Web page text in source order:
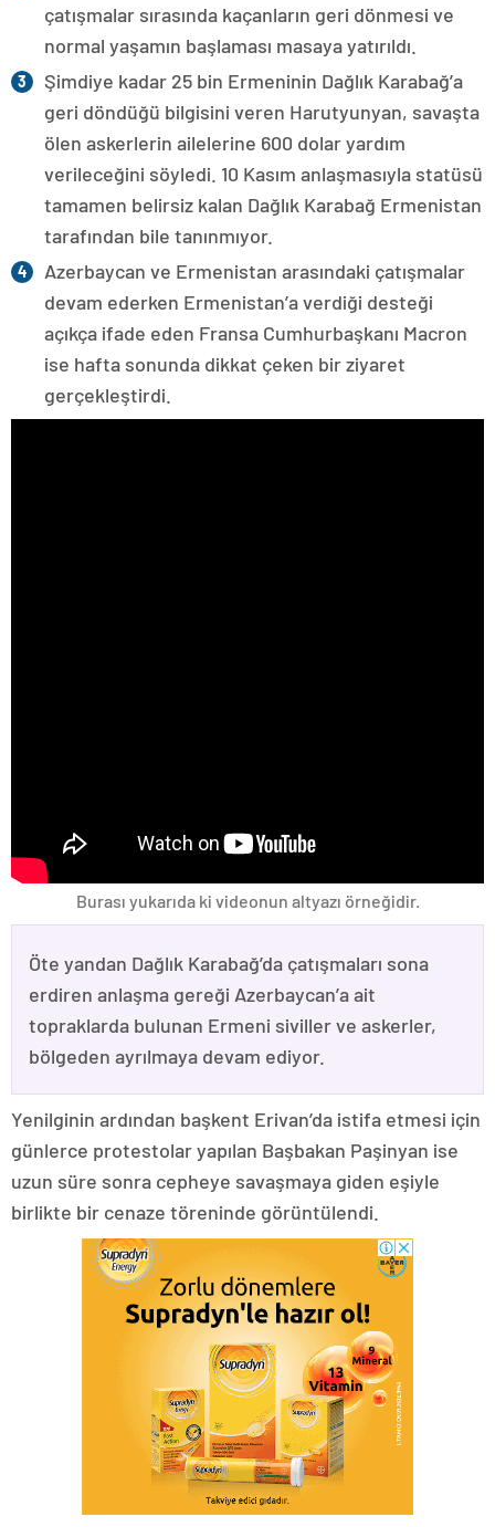
çatışmalar sırasında kaçanların geri dönmesi ve
normal yaşamın başlaması masaya yatırıldı.
Şimdiye kadar 25 bin Ermeninin Dağlık Karabağ’a
geri döndüğü bilgisini veren Harutyunyan, savaşta
ölen askerlerin ailelerine 600 dolar yardım
verileceğini söyledi. 10 Kasım anlaşmasıyla statüsü
tamamen belirsiz kalan Dağlık Karabağ Ermenistan
tarafından bile tanınmıyor.
Azerbaycan ve Ermenistan arasındaki çatışmalar
devam ederken Ermenistan’a verdiği desteği
açıkça ifade eden Fransa Cumhurbaşkanı Macron
ise hafta sonunda dikkat çeken bir ziyaret
gerçekleştirdi.
Burası yukarıda ki videonun altyazı örneğidir.
Öte yandan Dağlık Karabağ’da çatışmaları sona
erdiren anlaşma gereği Azerbaycan’a ait
topraklarda bulunan Ermeni siviller ve askerler,
bölgeden ayrılmaya devam ediyor.
Yenilginin ardından başkent Erivan’da istifa etmesi için
günlerce protestolar yapılan Başbakan Paşinyan ise
uzun süre sonra cepheye savaşmaya giden eşiyle
birlikte bir cenaze töreninde görüntülendi.